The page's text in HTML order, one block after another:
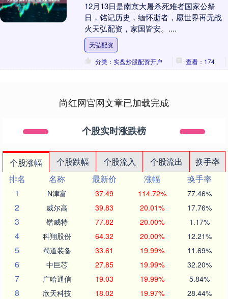
12月13日是南京大屠杀死难者国家公祭
日，铭记历史，缅怀逝者，愿世界再无战
火天弘配资，家国皆安。....
天弘配资
分类：实盘炒股配资开户
查看：174
尚红网官网文章已加载完成
个股实时涨跌榜
个股涨幅 个股跌幅 个股流入 个股流出
换手率
排名
名称 最新价 涨幅
换手率
1
N津富 37.49 114.72% 77.46%
2 威尔高 39.83 20.01% 17.76%
3 锴威特 77.82 20.00% 1.17%
4 科翔股份 64.32 20.00% 12.21%
5 蜀道装备 33.61 19.99% 11.69%
6 中巨芯 27.85 19.99% 32.20%
7 广哈通信 19.03 19.99% 5.84%
8 欣天科技 18.02 19.97% 28.44%